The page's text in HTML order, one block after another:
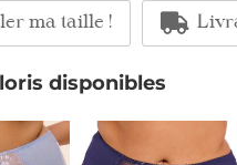
ma taille !
disponibles